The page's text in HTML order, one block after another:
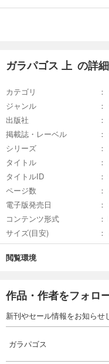
ガラパゴス 上 の詳
カテゴリ
ジャンル
出版社
掲載誌・レーベル
シリーズ
タイトル
タイトルID
ページ数
電子版発売日
コンテンツ形式
サイズ(目安)
閲覧環境
作品・作者をフォロ
新刊やセール情報をお知らせ
ガラパゴス